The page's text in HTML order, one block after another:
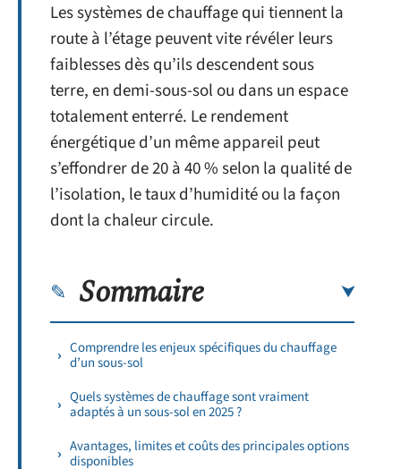
Les systèmes de chauffage qui tiennent la
route à l’étage peuvent vite révéler leurs
faiblesses dès qu’ils descendent sous
terre, en demi-sous-sol ou dans un espace
totalement enterré. Le rendement
énergétique d’un même appareil peut
s’effondrer de 20 à 40 % selon la qualité de
l’isolation, le taux d’humidité ou la façon
dont la chaleur circule.
Sommaire
Comprendre les enjeux spécifiques du chauffage
d’un sous-sol
Quels systèmes de chauffage sont vraiment
adaptés à un sous-sol en 2025 ?
Avantages, limites et coûts des principales options
disponibles